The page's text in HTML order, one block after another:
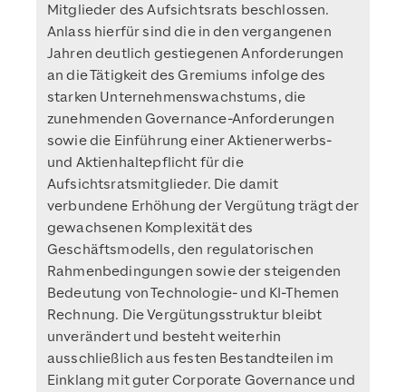
Mitglieder des Aufsichtsrats beschlossen.
Anlass hierfür sind die in den vergangenen
Jahren deutlich gestiegenen Anforderungen
an die Tätigkeit des Gremiums infolge des
starken Unternehmenswachstums, die
zunehmenden Governance-Anforderungen
sowie die Einführung einer Aktienerwerbs-
und Aktienhaltepflicht für die
Aufsichtsratsmitglieder. Die damit
verbundene Erhöhung der Vergütung trägt der
gewachsenen Komplexität des
Geschäftsmodells, den regulatorischen
Rahmenbedingungen sowie der steigenden
Bedeutung von Technologie- und KI-Themen
Rechnung. Die Vergütungsstruktur bleibt
unverändert und besteht weiterhin
ausschließlich aus festen Bestandteilen im
Einklang mit guter Corporate Governance und